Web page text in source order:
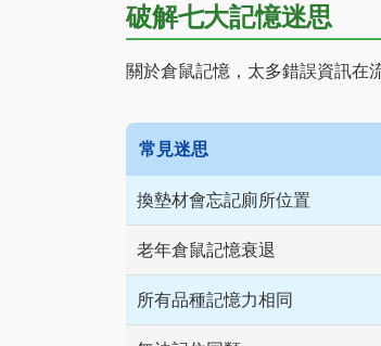
破解七大記憶迷思
關於倉鼠記憶，太多錯誤資訊在
常見迷思
換墊材會忘記廁所位置
老年倉鼠記憶衰退
所有品種記憶力相同